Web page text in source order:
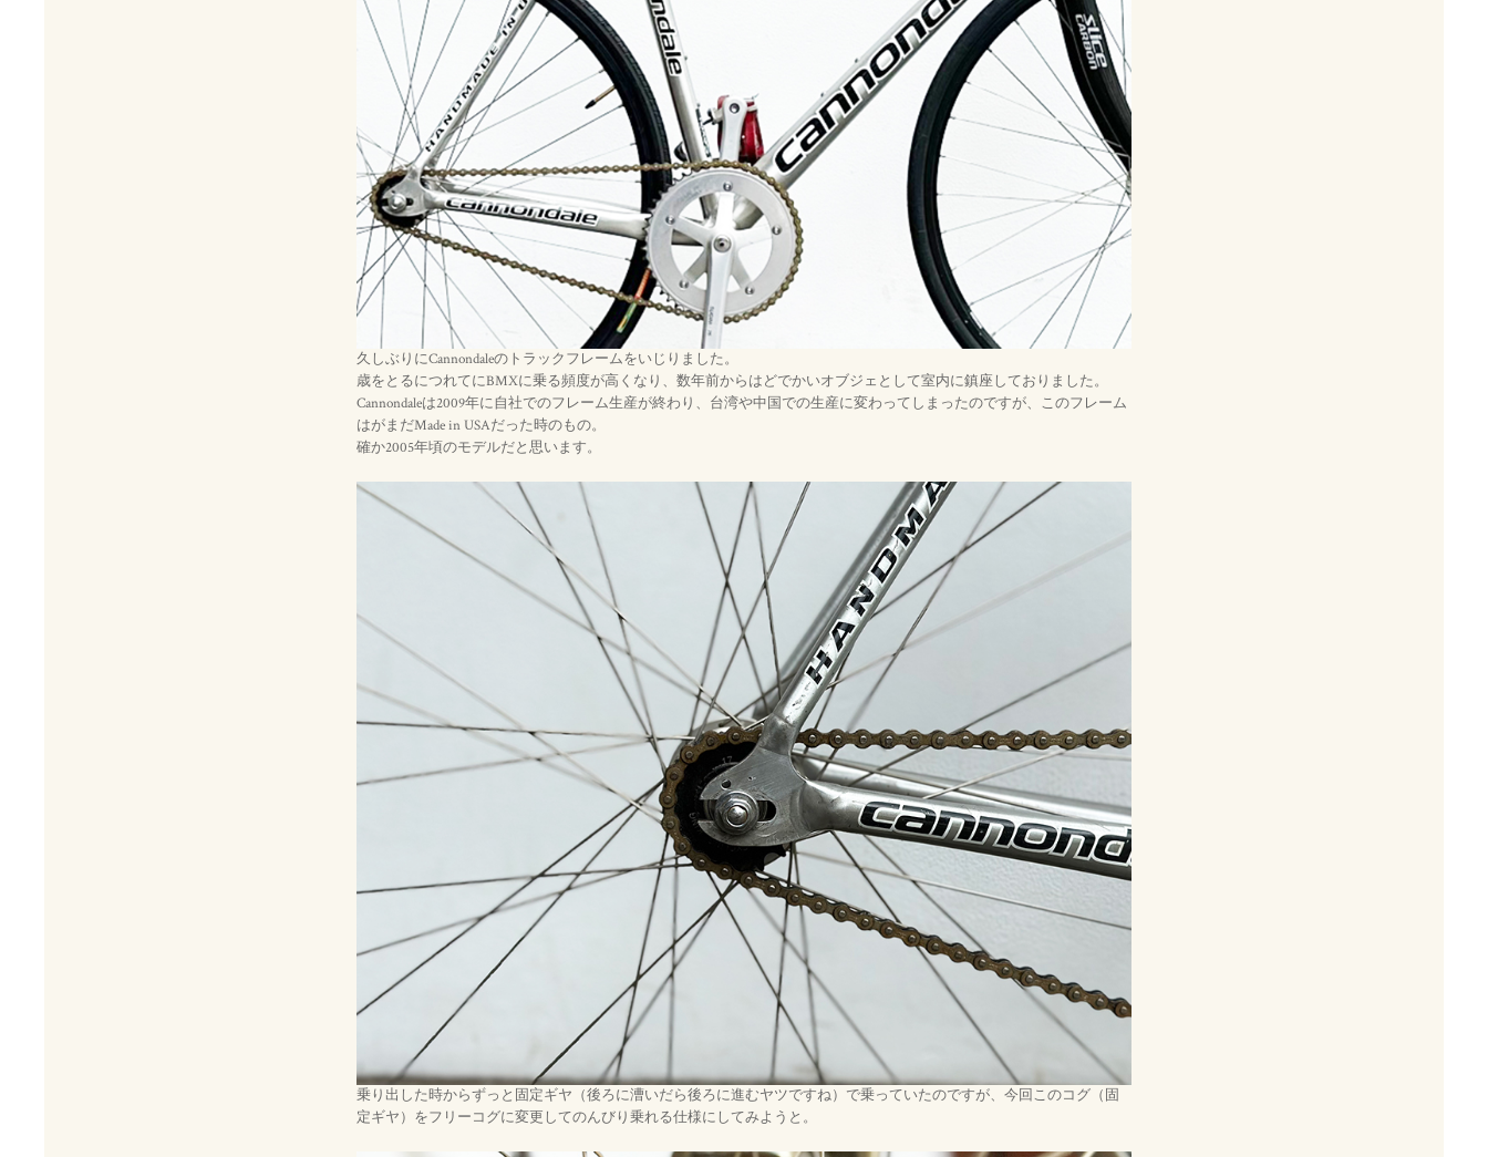
久しぶりにCannondaleのトラックフレームをいじりました。
歳をとるにつれてにBMXに乗る頻度が高くなり、数年前からはどでかいオブジェとして室内に鎮座しておりました。
Cannondaleは2009年に自社でのフレーム生産が終わり、台湾や中国での生産に変わってしまったのですが、このフレーム
はがまだMade in USAだった時のもの。
確か2005年頃のモデルだと思います。
乗り出した時からずっと固定ギヤ（後ろに漕いだら後ろに進むヤツですね）で乗っていたのですが、今回このコグ（固
定ギヤ）をフリーコグに変更してのんびり乗れる仕様にしてみようと。